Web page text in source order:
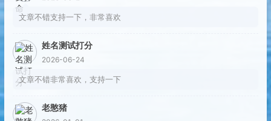
文章不错支持一下，非常喜欢
姓名测试打分
2026-06-24
文章不错非常喜欢，支持一下
老憨猪